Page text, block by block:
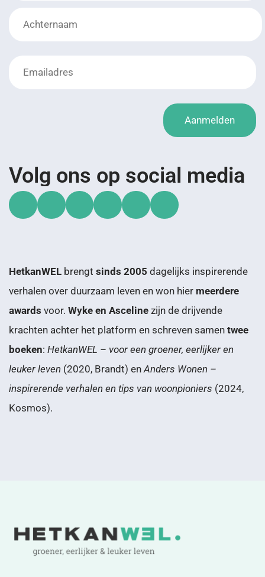
Aanmelden
Volg ons op social media
HetkanWEL brengt sinds 2005 dagelijks inspirerende
verhalen over duurzaam leven en won hier meerdere
awards voor. Wyke en Asceline zijn de drijvende
krachten achter het platform en schreven samen twee
boeken: HetkanWEL – voor een groener, eerlijker en
leuker leven (2020, Brandt) enAnders Wonen –
inspirerende verhalen en tips van woonpioniers (2024,
Kosmos).